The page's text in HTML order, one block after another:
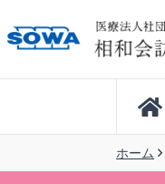

ホーム